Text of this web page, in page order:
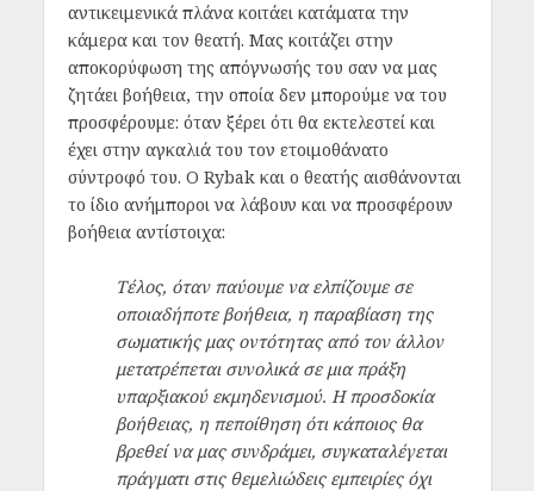
αντικειμενικά πλάνα κοιτάει κατάματα την
κάμερα και τον θεατή. Μας κοιτάζει στην
αποκορύφωση της απόγνωσής του σαν να μας
ζητάει βοήθεια, την οποία δεν μπορούμε να του
προσφέρουμε: όταν ξέρει ότι θα εκτελεστεί και
έχει στην αγκαλιά του τον ετοιμοθάνατο
σύντροφό του. Ο Rybak και ο θεατής αισθάνονται
το ίδιο ανήμποροι να λάβουν και να προσφέρουν
βοήθεια αντίστοιχα:
Τέλος, όταν παύουμε να ελπίζουμε σε
οποιαδήποτε βοήθεια, η παραβίαση της
σωματικής μας οντότητας από τον άλλον
μετατρέπεται συνολικά σε μια πράξη
υπαρξιακού εκμηδενισμού. Η προσδοκία
βοήθειας, η πεποίθηση ότι κάποιος θα
βρεθεί να μας συνδράμει, συγκαταλέγεται
πράγματι στις θεμελιώδεις εμπειρίες όχι